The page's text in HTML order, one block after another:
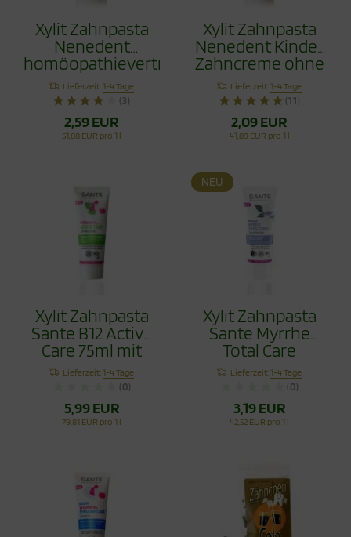
Xylit Zahnpasta
Nenedent
homöopathieverträglich
50ml
Lieferzeit:1-4 Tage
(3)
2,59 EUR
51,88 EUR pro 1 l
Xylit Zahnpasta
Nenedent Kinder
Zahncreme ohne
Fluorid 50ml
Lieferzeit:1-4 Tage
(11)
2,09 EUR
41,89 EUR pro 1 l
Xylit Zahnpasta
Sante B12 Active
Care 75ml mit
Flourid
Lieferzeit:1-4 Tage
(0)
5,99 EUR
79,81 EUR pro 1 l
NEU
Xylit Zahnpasta
Sante Myrrhe
Total Care
Fluoridfrei 75ml
Lieferzeit:1-4 Tage
(0)
3,19 EUR
42,52 EUR pro 1 l